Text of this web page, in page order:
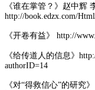
《谁在掌管？》赵中辉
http://book.edzx.com/
《开卷有益》 http://
《给传道人的信息》
authorID=14
《对“得救信心”的研究》